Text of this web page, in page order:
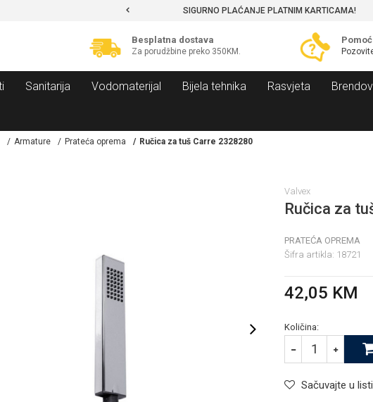
SIGURNO PLAĆANJE PLATNIM KARTICAMA!
Besplatna dostava
Za porudžbine preko 350KM.
Sanitarija Vodomaterijal Bijela tehnika Rasvjeta
Armature Prateća oprema Ručica za tuš Carre 2328280
Valvex
Ručica za
PRATEĆA OPREMA
Šifra artikla: 18721
42,05 KM
Količina:
Sačuvajte u